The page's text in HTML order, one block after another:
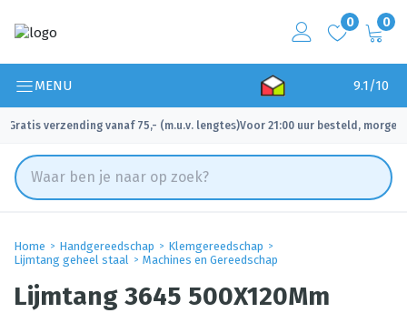
0 0
MENU 9.1/10
Gratis verzending vanaf 75,- (m.u.v. lengtes)
✓ Voor 21:00 uur besteld, morgen
Home Handgereedschap
Klemgereedschap
Lijmtang geheel staal
Machines en Gereedschap
Lijmtang 3645 500X120Mm